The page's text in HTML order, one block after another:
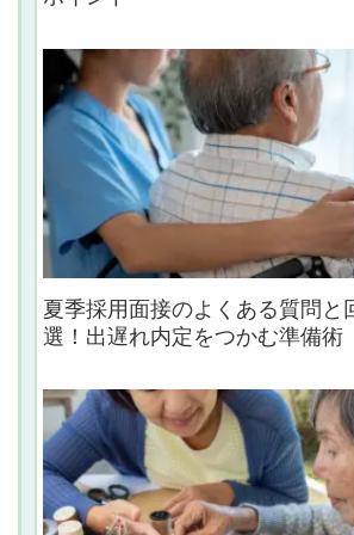
夏季採用面接のよくある質問と
選！出遅れ内定をつかむ準備術